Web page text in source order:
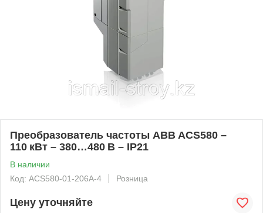
Преобразователь частоты ABB ACS580 –
110 кВт – 380…480 В – IP21
В наличии
Код: ACS580-01-206A-4
Розница
Цену уточняйте